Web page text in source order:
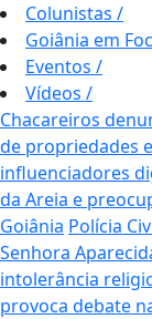
Colunistas /
Goiânia em
Eventos /
Vídeos /
Chacareiros
de propriedades
influenciadores
da Areia e
Goiânia Polícia
Senhora
intolerância
provoca debate